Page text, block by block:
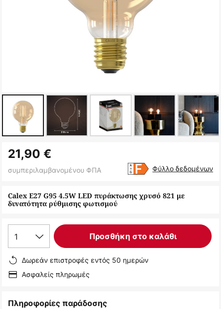
στην
αρχή
συλλογής
εικόνων
Calex E27 G95 4.5W LED πυράκτωσης χρυσό 821 με
δυνατότητα ρύθμισης φωτισμού
21,90 €
συμπεριλαμβανομένου ΦΠΑ Φύλλο δεδομένων
1 Προσθήκη στο καλάθι
Δωρεάν επιστροφές εντός 50 ημερών
Ασφαλείς πληρωμές
Πληροφορίες παράδοσης